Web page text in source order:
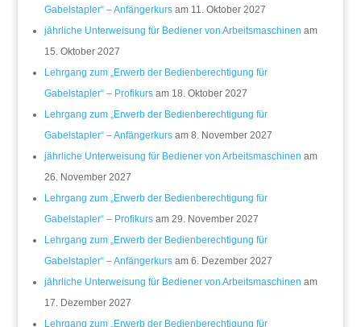
Gabelstapler“ – Anfängerkursam 11. Oktober 2027
jährliche Unterweisung für Bediener von Arbeitsmaschinen am
15. Oktober 2027
Lehrgang zum „Erwerb der Bedienberechtigung für
Gabelstapler“ – Profikursam 18. Oktober 2027
Lehrgang zum „Erwerb der Bedienberechtigung für
Gabelstapler“ – Anfängerkursam 8. November 2027
jährliche Unterweisung für Bediener von Arbeitsmaschinen am
26. November 2027
Lehrgang zum „Erwerb der Bedienberechtigung für
Gabelstapler“ – Profikursam 29. November 2027
Lehrgang zum „Erwerb der Bedienberechtigung für
Gabelstapler“ – Anfängerkursam 6. Dezember 2027
jährliche Unterweisung für Bediener von Arbeitsmaschinen am
17. Dezember 2027
Lehrgang zum „Erwerb der Bedienberechtigung für